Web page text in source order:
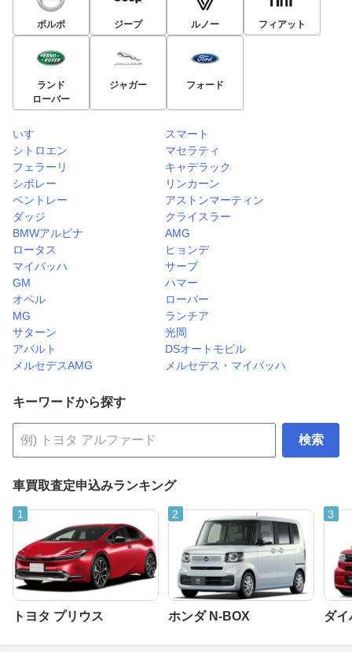
ボルボ ジープ ルノー フィアット
ランド
ローバー
ジャガー フォード
いすゞ
スマート
シトロエン
マセラティ
フェラーリ
キャデラック
シボレー
リンカーン
ベントレー
アストンマーティン
ダッジ
クライスラー
BMWアルピナ
AMG
ロータス
ヒョンデ
マイバッハ
サーブ
GM
ハマー
オペル
ローバー
MG
ランチア
サターン
光岡
アバルト
DSオートモビル
メルセデスAMG
メルセデス・マイバッハ
キーワードから探す
検索
車買取査定申込みランキング
トヨタ プリウス ホンダ N-BOX ダイ